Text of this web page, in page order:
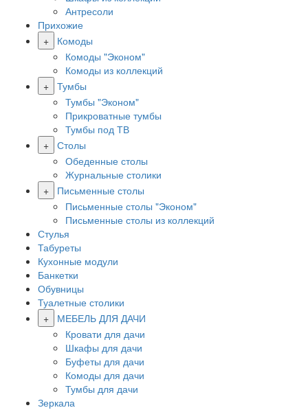
Антресоли
Прихожие
+
Комоды
Комоды "Эконом"
Комоды из коллекций
+ Тумбы
Тумбы "Эконом"
Прикроватные тумбы
Тумбы под ТВ
+ Столы
Обеденные столы
Журнальные столики
+
Письменные столы
Письменные столы "Эконом"
Письменные столы из коллекций
Стулья
Табуреты
Кухонные модули
Банкетки
Обувницы
Туалетные столики
+
МЕБЕЛЬ ДЛЯ ДАЧИ
Кровати для дачи
Шкафы для дачи
Буфеты для дачи
Комоды для дачи
Тумбы для дачи
Зеркала